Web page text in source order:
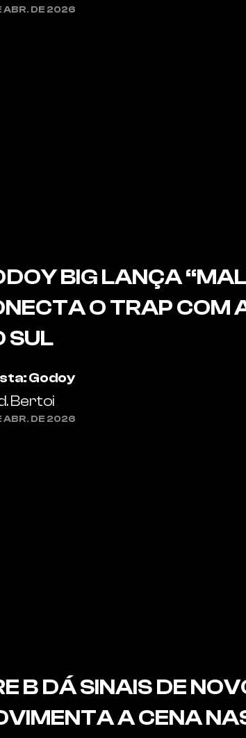
ABR. DE 2026
BIG LANÇA
O TRAP COM
SUL
Godoy
Bertoi
ABR. DE 2026
B DÁ SINAIS DE
A CENA